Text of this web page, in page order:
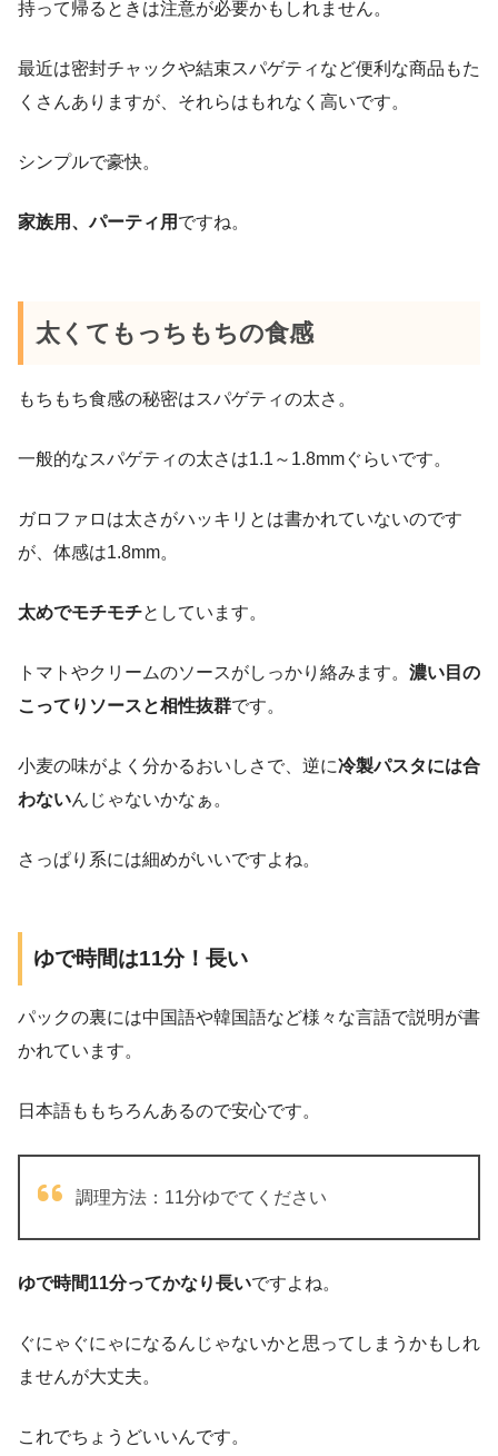
持って帰るときは注意が必要かもしれません。
最近は密封チャックや結束スパゲティなど便利な商品もた
くさんありますが、それらはもれなく高いです。
シンプルで豪快。
家族用、パーティ用 ですね。
太くてもっちもちの食感
もちもち食感の秘密はスパゲティの太さ。
一般的なスパゲティの太さは1.1～1.8mmぐらいです。
ガロファロは太さがハッキリとは書かれていないのです
が、体感は1.8mm。
太めでモチモチとしています。
トマトやクリームのソースがしっかり絡みます。 濃い目の
こってりソースと相性抜群です。
小麦の味がよく分かるおいしさで、逆に冷製パスタには合
わないんじゃないかなぁ。
さっぱり系には細めがいいですよね。
ゆで時間は11分！長い
パックの裏には中国語や韓国語など様々な言語で説明が書
かれています。
日本語ももちろんあるので安心です。
調理方法：11分ゆでてください
ゆで時間11分ってかなり長いですよね。
ぐにゃぐにゃになるんじゃないかと思ってしまうかもしれ
ませんが大丈夫。
これでちょうどいいんです。